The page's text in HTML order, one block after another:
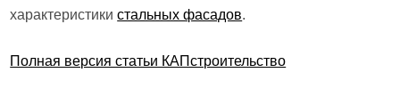
характеристикистальных фасадов.
Полная версия статьи КАПстроительство